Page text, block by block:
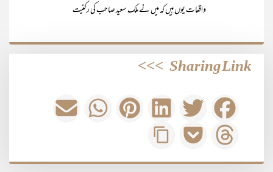
واقعات یوں ہیں کہ میں نے ملک سعید صاحب کی رکنیت
Sharing Link
>>>